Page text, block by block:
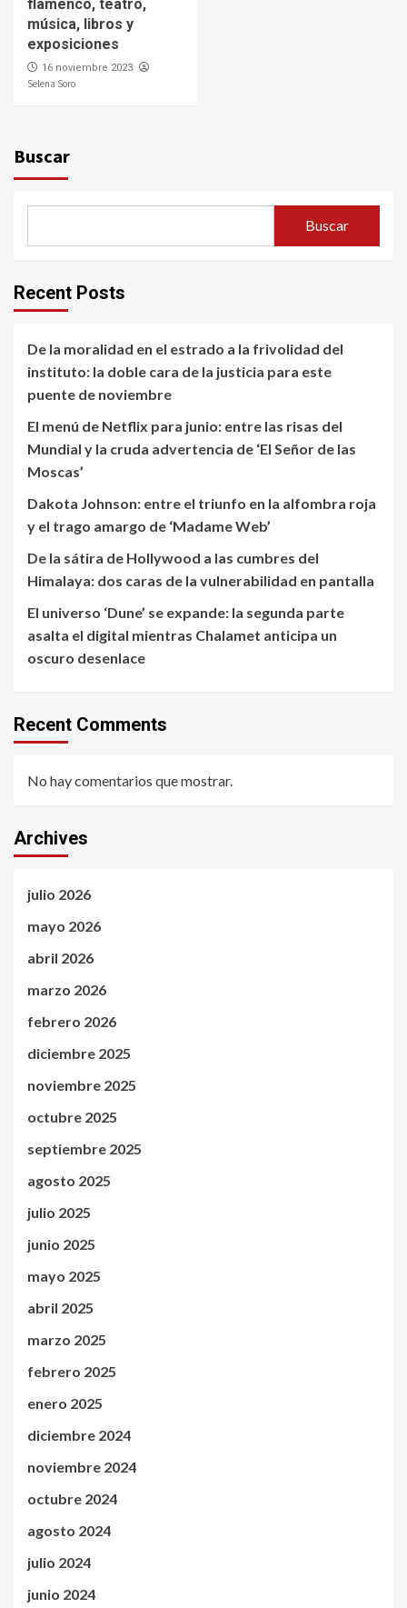
flamenco, teatro,
música, libros y
exposiciones
16 noviembre 2023
Selena Soro
Buscar
Buscar
Recent Posts
De la moralidad en el estrado a la frivolidad del
instituto: la doble cara de la justicia para este
puente de noviembre
El menú de Netflix para junio: entre las risas del
Mundial y la cruda advertencia de ‘El Señor de las
Moscas’
Dakota Johnson: entre el triunfo en la alfombra roja
y el trago amargo de ‘Madame Web’
De la sátira de Hollywood a las cumbres del
Himalaya: dos caras de la vulnerabilidad en pantalla
El universo ‘Dune’ se expande: la segunda parte
asalta el digital mientras Chalamet anticipa un
oscuro desenlace
Recent Comments
No hay comentarios que mostrar.
Archives
julio 2026
mayo 2026
abril 2026
marzo 2026
febrero 2026
diciembre 2025
noviembre 2025
octubre 2025
septiembre 2025
agosto 2025
julio 2025
junio 2025
mayo 2025
abril 2025
marzo 2025
febrero 2025
enero 2025
diciembre 2024
noviembre 2024
octubre 2024
agosto 2024
julio 2024
junio 2024